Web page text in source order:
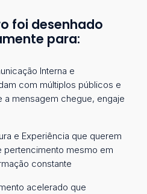
foi desenhado
para:
Interna e
com múltiplos públicos e
a mensagem chegue, engaje
e Experiência que querem
mesmo em
constante
acelerado que